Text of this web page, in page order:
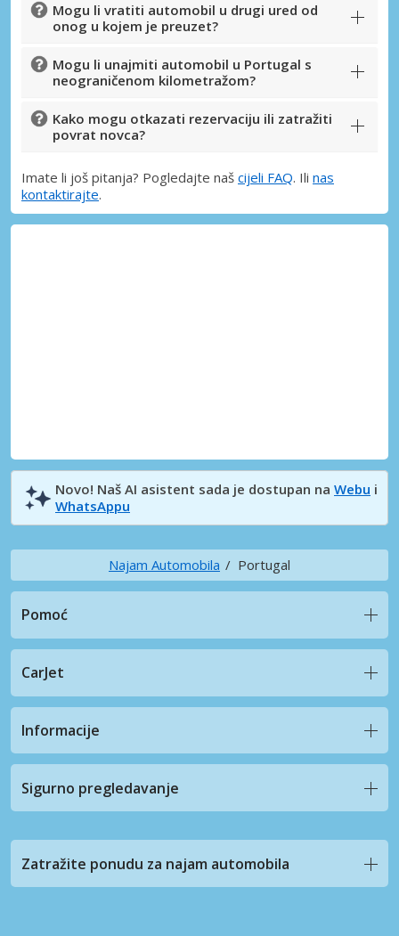
Mogu li vratiti automobil u drugi ured od
onog u kojem je preuzet?
Mogu li unajmiti automobil u Portugal s
neograničenom kilometražom?
Kako mogu otkazati rezervaciju ili zatražiti
povrat novca?
Imate li još pitanja? Pogledajte naš cijeli FAQ. Ili nas
kontaktirajte.
Novo! Naš AI asistent sada je dostupan na Webu i
WhatsAppu
Najam Automobila Portugal
Pomoć
CarJet
Informacije
Sigurno pregledavanje
Zatražite ponudu za najam automobila